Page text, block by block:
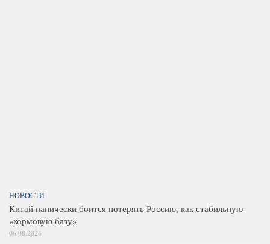
НОВОСТИ
Китай панически боится потерять Россию, как стабильную
«кормовую базу»
06.08.2026